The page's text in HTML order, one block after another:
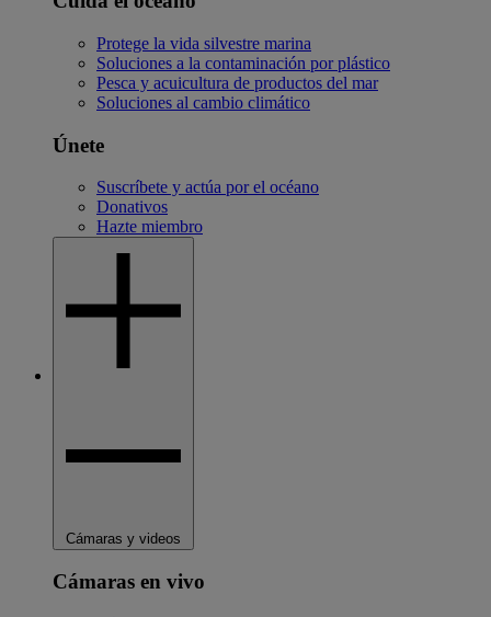
Protege la vida silvestre marina
Soluciones a la contaminación por plástico
Pesca y acuicultura de productos del mar
Soluciones al cambio climático
Únete
Suscríbete y actúa por el océano
Donativos
Hazte miembro
Cámaras y videos
Cámaras en vivo